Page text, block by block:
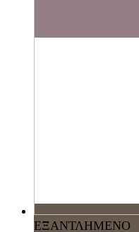
ΕΞΑΝΤΛΗΜΕΝΟ